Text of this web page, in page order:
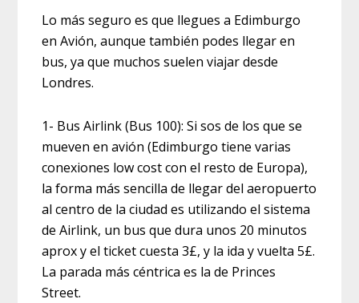
Lo más seguro es que llegues a Edimburgo
en Avión, aunque también podes llegar en
bus, ya que muchos suelen viajar desde
Londres.
1- Bus Airlink (Bus 100): Si sos de los que se
mueven en avión (Edimburgo tiene varias
conexiones low cost con el resto de Europa),
la forma más sencilla de llegar del aeropuerto
al centro de la ciudad es utilizando el sistema
de Airlink, un bus que dura unos 20 minutos
aprox y el ticket cuesta 3£, y la ida y vuelta 5£.
La parada más céntrica es la de Princes
Street.